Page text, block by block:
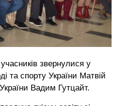
звернулися у
та спорту України Матвій
Вадим Гутцайт.